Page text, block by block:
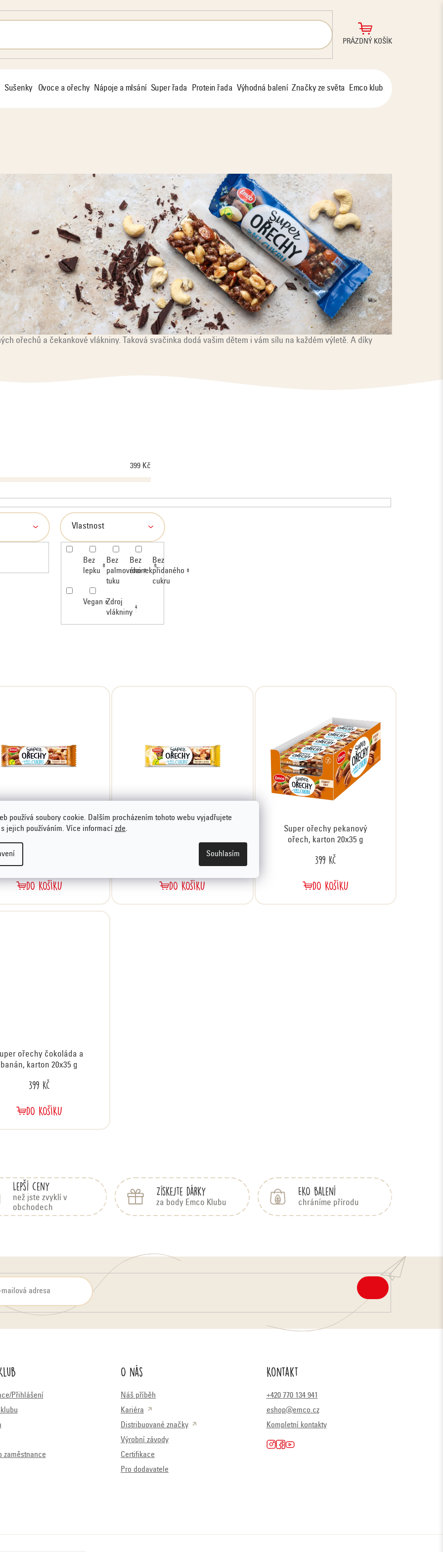
používá soubory cookie. Dalším procházením tohoto webu vyjadřujete
jejich používáním. Více informací zde.
Souhlasím
NÁKUPNÍ
PRÁZDNÝ KOŠÍK
Sušenky Ovoce a ořechy Nápoje a mlsání Super řada Protein řada Výhodná balení Značky ze světa Emco klub
ořechů a čekankové vlákniny. Taková svačinka dodá vašim dětem i vám sílu na každém výletě. A díky
399 Kč
Vlastnost
Bez
lepku
6
Bez
palmového
tuku
6
Bez
rozinek
6
Bez
přidaného
cukru
6
Vegan 6Zdroj
vlákniny
4
ořechy pekanový
ořech, 35 g
DO KOŠÍKU
banán, 35 g
DO KOŠÍKU
Super ořechy pekanový
ořech, karton 20x35 g
399 Kč
DO KOŠÍKU
ořechy čokoláda a
banán, karton 20x35 g
399 Kč
DO KOŠÍKU
á
c
í
Lepší ceny
než jste zvyklí v
obchodech
Získejte dárky
za body Emco Klubu
EKO balení
chráníme přírodu
PŘIHLÁSIT
SE
Přihlášení
zaměstnance
O nás
Náš příběh
Kariéra
Distribuované značky
Výrobní závody
Certifikace
Pro dodavatele
Kontakt
+420 770 134 941
eshop@emco.cz
Kompletní kontakty